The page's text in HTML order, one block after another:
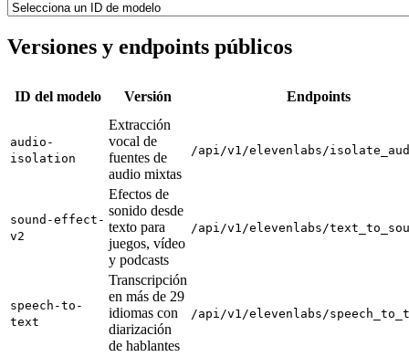
Versiones y endpoints públicos
ID del modelo Versión Endpoints
audio-
isolation
Extracción
vocal de
fuentes de
audio mixtas
/api/v1/elevenlabs/
sound-effect-
v2
Efectos de
sonido desde
texto para
juegos, vídeo
y podcasts
/api/v1/elevenlabs/
speech-to-
text
Transcripción
en más de 29
idiomas con
diarización
de hablantes
/api/v1/elevenlabs/